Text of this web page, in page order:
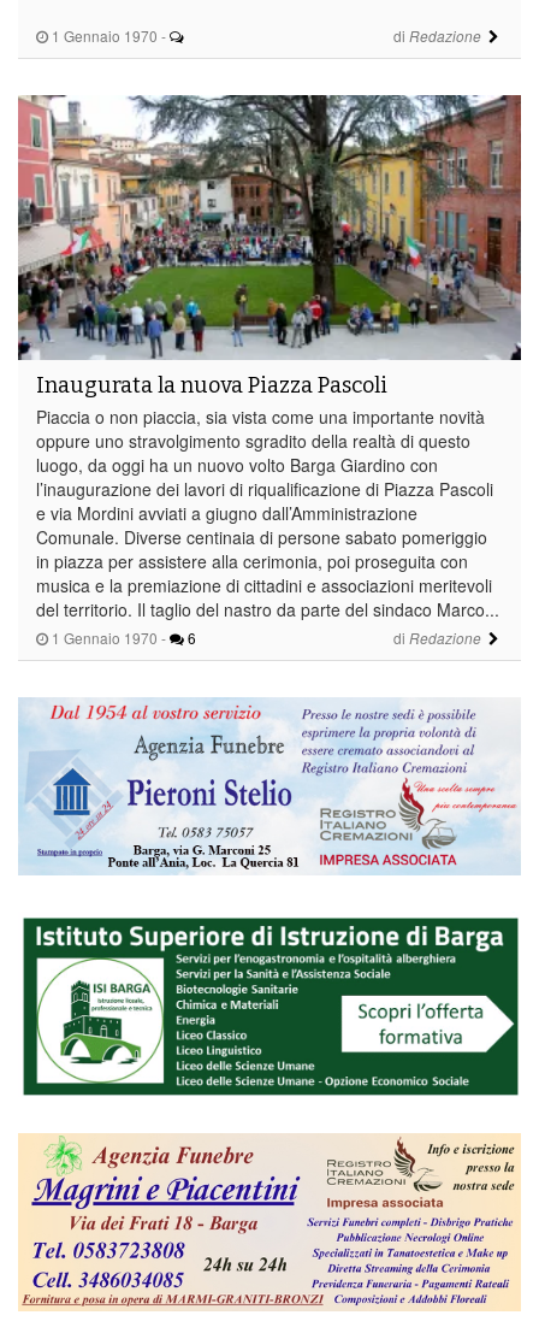
1 Gennaio 1970 - di Redazione
1 Gennaio 1970 - 6 di Redazione
Inaugurata la nuova Piazza Pascoli
Piaccia o non piaccia, sia vista come una importante novità
oppure uno stravolgimento sgradito della realtà di questo
luogo, da oggi ha un nuovo volto Barga Giardino con
l’inaugurazione dei lavori di riqualificazione di Piazza Pascoli
e via Mordini avviati a giugno dall’Amministrazione
Comunale. Diverse centinaia di persone sabato pomeriggio
in piazza per assistere alla cerimonia, poi proseguita con
musica e la premiazione di cittadini e associazioni meritevoli
del territorio. Il taglio del nastro da parte del sindaco Marco...